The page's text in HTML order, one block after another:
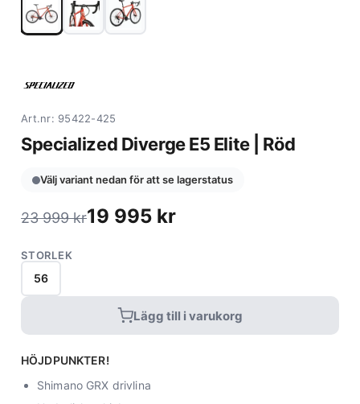
Art.nr: 95422-425
Specialized Diverge E5 Elite | Röd
Välj variant nedan för att se lagerstatus
23 999kr19 995 kr
STORLEK
56
Lägg till i varukorg
HÖJDPUNKTER!
Shimano GRX drivlina